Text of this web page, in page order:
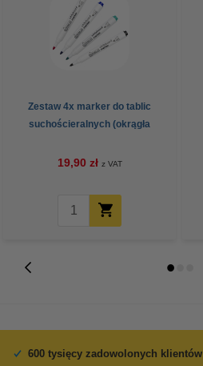
Zestaw 4x marker do tablic
suchościeralnych (okrągła
19,90 zł z VAT
600 tysięcy zadowolonych klientów